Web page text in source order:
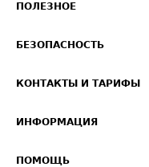
ПОЛЕЗНОЕ
Звезды ATI.SU на вашем сайте
Средние ставки
БЕЗОПАСНОСТЬ
Светофор+
О формировании Паспорта
КОНТАКТЫ И ТАРИФЫ
Реклама на сайте
ИНФОРМАЦИЯ
ПОМОЩЬ